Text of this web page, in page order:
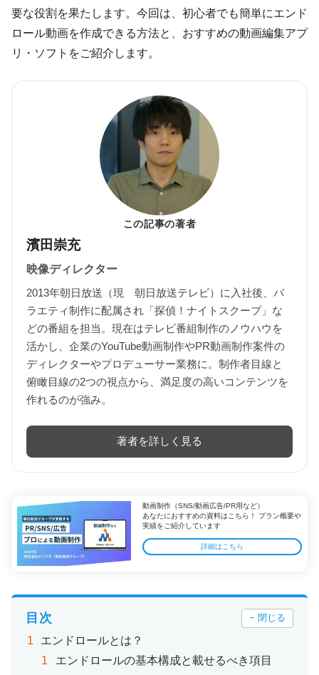
要な役割を果たします。今回は、初心者でも簡単にエンド
ロール動画を作成できる方法と、おすすめの動画編集アプ
リ・ソフトをご紹介します。
この記事の著者
濱田崇充
映像ディレクター
2013年朝日放送（現 朝日放送テレビ）に入社後、バ
ラエティ制作に配属され「探偵！ナイトスクープ」な
どの番組を担当。現在はテレビ番組制作のノウハウを
活かし、企業のYouTube動画制作やPR動画制作案件の
ディレクターやプロデューサー業務に。制作者目線と
俯瞰目線の2つの視点から、満足度の高いコンテンツを
作れるのが強み。
著者を詳しく見る
動画制作（SNS/動画広告/PR用など）
あなたにおすすめの資料はこちら！ プラン概要や
実績をご紹介しています
詳細はこちら
目次 − 閉じる
エンドロールとは？
エンドロールの基本構成と載せるべき項目